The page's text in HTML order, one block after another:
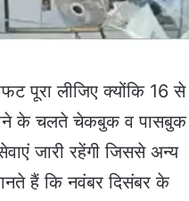
पूरा लीजिए क्योंकि 16 से
के चलते चेकबुक व पासबुक
जारी रहेंगी जिससे अन्य
हैं कि नवंबर दिसंबर के